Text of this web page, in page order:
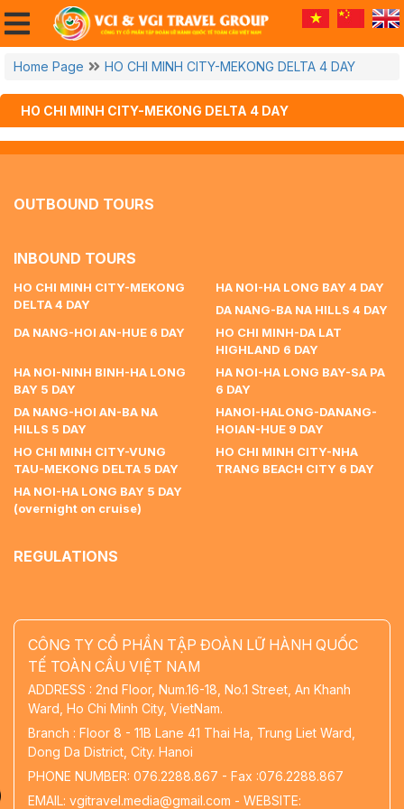
Home Page HO CHI MINH CITY-MEKONG DELTA 4 DAY
HO CHI MINH CITY-MEKONG DELTA 4 DAY
OUTBOUND TOURS
INBOUND TOURS
HO CHI MINH CITY-MEKONG
DELTA 4 DAY
HA NOI-HA LONG BAY 4 DAY
DA NANG-BA NA HILLS 4 DAY
DA NANG-HOI AN-HUE 6 DAY
HO CHI MINH-DA LAT
HIGHLAND 6 DAY
HA NOI-NINH BINH-HA LONG
BAY 5 DAY
HA NOI-HA LONG BAY-SA PA
6 DAY
DA NANG-HOI AN-BA NA
HILLS 5 DAY
HANOI-HALONG-DANANG-
HOIAN-HUE 9 DAY
HO CHI MINH CITY-VUNG
TAU-MEKONG DELTA 5 DAY
HO CHI MINH CITY-NHA
TRANG BEACH CITY 6 DAY
HA NOI-HA LONG BAY 5 DAY
(overnight on cruise)
REGULATIONS
CÔNG TY CỔ PHẦN TẬP ĐOÀN LỮ HÀNH QUỐC
TẾ TOÀN CẦU VIỆT NAM
ADDRESS : 2nd Floor, Num.16-18, No.1 Street, An Khanh
Ward, Ho Chi Minh City, VietNam.
Branch : Floor 8 - 11B Lane 41 Thai Ha, Trung Liet Ward,
Dong Da District, City. Hanoi
PHONE NUMBER: 076.2288.867 - Fax :076.2288.867
EMAIL: vgitravel.media@gmail.com - WEBSITE: